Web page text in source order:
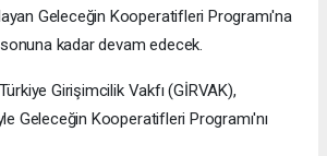
Geleceğin Kooperatifleri Programı'na
sonuna kadar devam edecek.
Girişimcilik Vakfı (GİRVAK),
Geleceğin Kooperatifleri Programı'nı